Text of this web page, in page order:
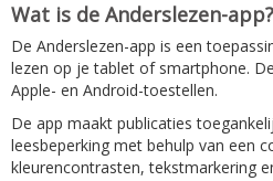
Wat is de Anderslezen-app?
De Anderslezen-app is een
lezen op je tablet of smartphone.
Apple- en Android-toestellen.
De app maakt publicaties
leesbeperking met behulp van een
kleurencontrasten, tekstmarkering